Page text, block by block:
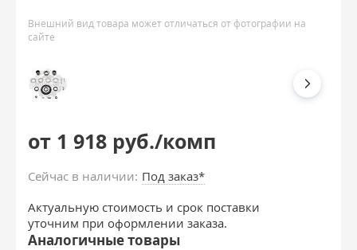
Внешний вид товара может отличаться от фотографии на
сайте
от 1 918 руб./комп
Сейчас в наличии: Под заказ*
Актуальную стоимость и срок поставки
уточним при оформлении заказа.
Аналогичные товары